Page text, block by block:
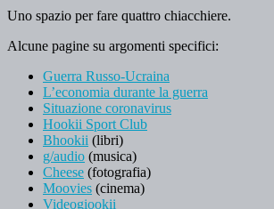
Uno spazio per fare quattro chiacchiere.
Alcune pagine su argomenti specifici:
Guerra Russo-Ucraina
L’economia durante la guerra
Situazione coronavirus
Hookii Sport Club
Bhookii (libri)
g/audio (musica)
Cheese (fotografia)
Moovies (cinema)
Videogiookii